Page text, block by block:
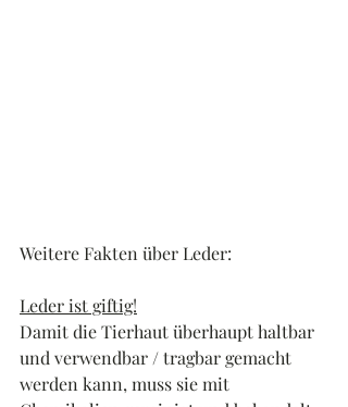
Weitere Fakten über Leder:
Leder ist giftig!
Damit die Tierhaut überhaupt haltbar
und verwendbar / tragbar gemacht
werden kann, muss sie mit